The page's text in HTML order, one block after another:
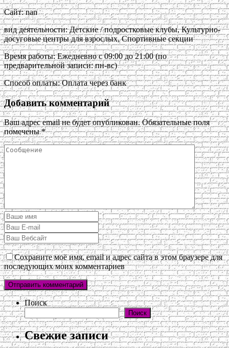
Сайт: nan
вид деятельности: Детские / подростковые клубы, Культурно-
досуговые центры для взрослых, Спортивные секции
Время работы: Ежедневно с 09:00 до 21:00 (по
предварительной записи: пн-вс)
Способ оплаты: Оплата через банк
Добавить комментарий
Ваш адрес email не будет опубликован. Обязательные поля
помечены*
Сохраните моё имя, email и адрес сайта в этом браузере для
последующих моих комментариев
Поиск
Поиск
Свежие записи